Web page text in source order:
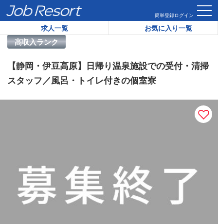
簡単登録ログイン
求人一覧 お気に入り一覧
HOME 求人一覧 【静岡・伊豆高原】日帰り温泉施設での受
高収入ランク
リゾートバイト求人番号：
【静岡・伊豆高原】日帰り温泉施設での受付・清掃
スタッフ／風呂・トイレ付きの個室寮